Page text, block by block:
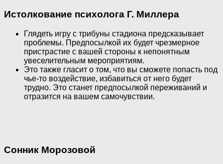
Истолкование психолога Г. Миллера
Глядеть игру с трибуны стадиона предсказывает
проблемы. Предпосылкой их будет чрезмерное
пристрастие с вашей стороны к непонятным
увеселительным мероприятиям.
Это также гласит о том, что вы сможете попасть под
чье-то воздействие, избавиться от него будет
трудно. Это станет предпосылкой переживаний и
отразится на вашем самочувствии.
Сонник Морозовой